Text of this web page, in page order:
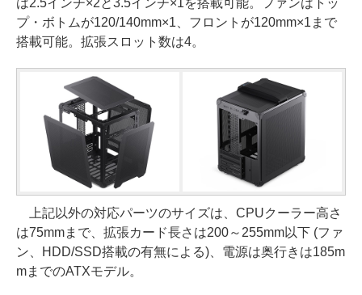
は2.5インチ×2と3.5インチ×1を搭載可能。ファンはトッ
プ・ボトムが120/140mm×1、フロントが120mm×1まで
搭載可能。拡張スロット数は4。
上記以外の対応パーツのサイズは、CPUクーラー高さ
は75mmまで、拡張カード長さは200～255mm以下 (ファ
ン、HDD/SSD搭載の有無による)、電源は奥行きは185m
mまでのATXモデル。